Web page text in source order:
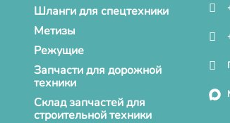
Шланги для спецтехники
Метизы
Режущие
Запчасти для дорожной
техники
Склад запчастей для
строительной техники